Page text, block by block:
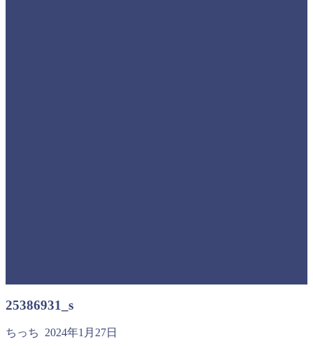
25386931_s
ちっち 2024年1月27日